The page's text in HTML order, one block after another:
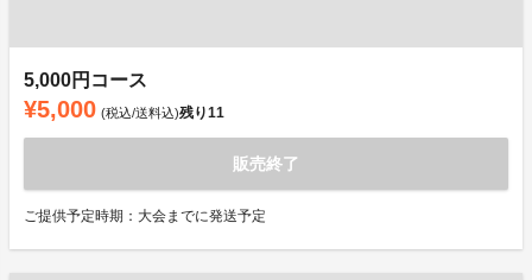
5,000円コース
¥5,000 (税込/送料込)残り11
販売終了
ご提供予定時期：大会までに発送予定